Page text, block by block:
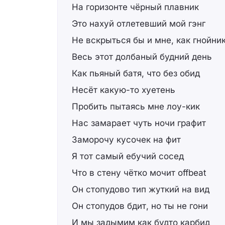
На горизонте чёрный плавник
Это нахуй отлетевший мой гэнг
Не вскрыться бы и мне, как
Весь этот долбаный будний день
Как пьяный батя, что без обид
Несёт какую-то хуетень
Пробить пытаясь мне лоу-кик
Нас замарает чуть ночи графит
Заморочу кусочек на фит
Я тот самый ебучий сосед
Что в стену чётко мочит offbeat
Он стопудово тип жуткий на вид
Он стопудов бдит, но ты не гони
И мы задымим как будто карбид